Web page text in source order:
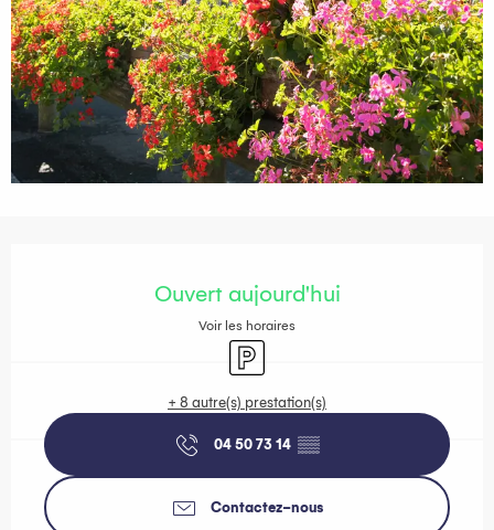
Ouvert aujourd'hui
Voir les horaires
Parking
+ 8 autre(s) prestation(s)
04 50 73 14 ▒▒
Contactez-nous